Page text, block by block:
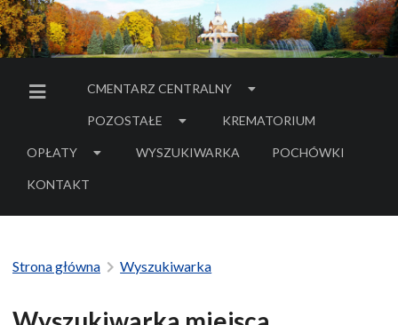
MENU BOCZNE
CMENTARZ CENTRALNY
POZOSTAŁE KREMATORIUM
OPŁATY WYSZUKIWARKA POCHÓWKI
- LINK DO SERWISU
KONTAKT
Strona główna Wyszukiwarka